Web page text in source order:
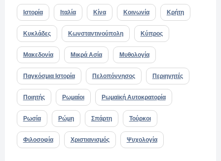
Ιστορία Ιταλία Κίνα Κοινωνία Κρήτη
Κυκλάδες Κωνσταντινούπολη Κύπρος
Μακεδονία Μικρά Ασία Μυθολογία
Παγκόσμια Ιστορία Πελοπόννησος Περιηγητές
Ποιητής Ρωμαίοι Ρωμαϊκή Αυτοκρατορία
Ρωσία Ρώμη Σπάρτη Τούρκοι
Φιλοσοφία Χριστιανισμός Ψυχολογία